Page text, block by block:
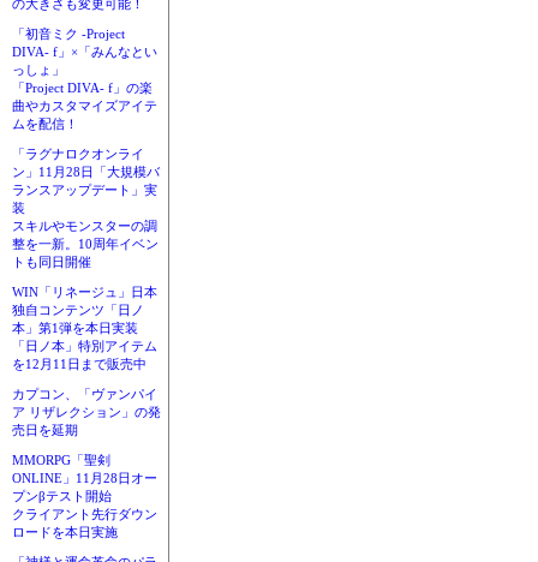
の大きさも変更可能！
「初音ミク -Project
DIVA- f」×「みんなとい
っしょ」
「Project DIVA- f」の楽
曲やカスタマイズアイテ
ムを配信！
「ラグナロクオンライ
ン」11月28日「大規模バ
ランスアップデート」実
装
スキルやモンスターの調
整を一新。10周年イベン
トも同日開催
WIN「リネージュ」日本
独自コンテンツ「日ノ
本」第1弾を本日実装
「日ノ本」特別アイテム
を12月11日まで販売中
カプコン、「ヴァンパイ
ア リザレクション」の発
売日を延期
MMORPG「聖剣
ONLINE」11月28日オー
プンβテスト開始
クライアント先行ダウン
ロードを本日実施